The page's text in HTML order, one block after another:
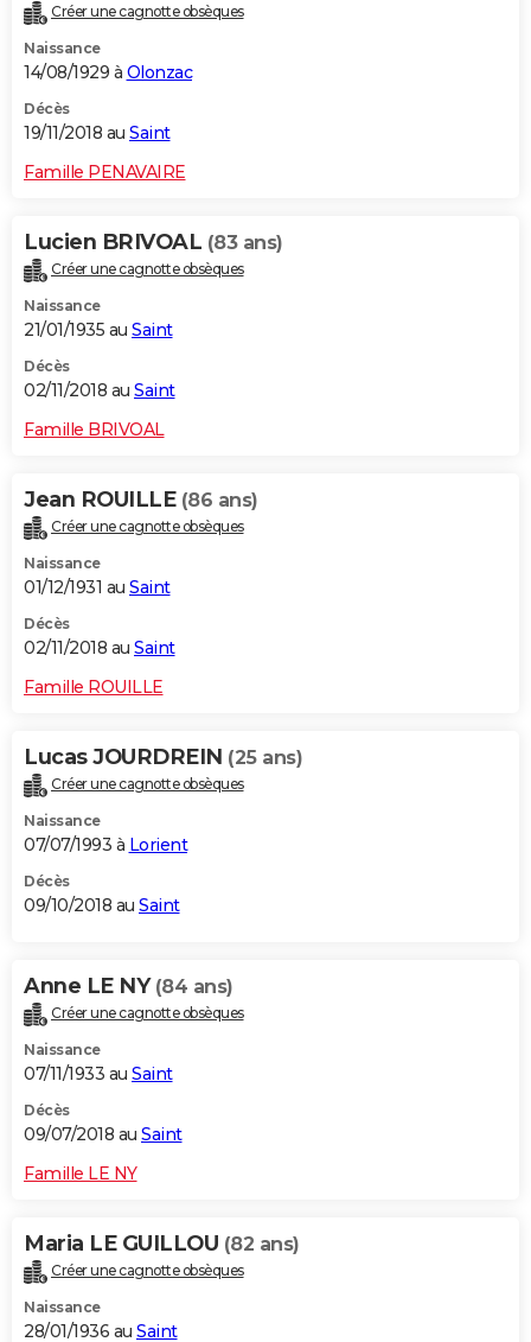
Créer une cagnotte obsèques
Naissance
14/08/1929 à Olonzac
Décès
19/11/2018 au Saint
Famille PENAVAIRE
Lucien BRIVOAL (83 ans)
Créer une cagnotte obsèques
Naissance
21/01/1935 au Saint
Décès
02/11/2018 au Saint
Famille BRIVOAL
Jean ROUILLE (86 ans)
Créer une cagnotte obsèques
Naissance
01/12/1931 au Saint
Décès
02/11/2018 au Saint
Famille ROUILLE
Lucas JOURDREIN (25 ans)
Créer une cagnotte obsèques
Naissance
07/07/1993 à Lorient
Décès
09/10/2018 au Saint
Anne LE NY (84 ans)
Créer une cagnotte obsèques
Naissance
07/11/1933 au Saint
Décès
09/07/2018 au Saint
Famille LE NY
Maria LE GUILLOU (82 ans)
Créer une cagnotte obsèques
Naissance
28/01/1936 au Saint